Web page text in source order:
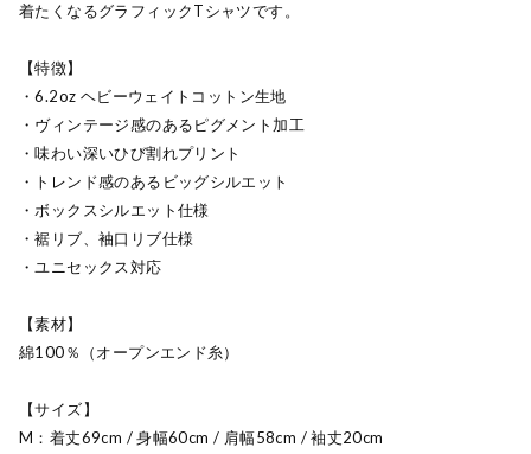
着たくなるグラフィックTシャツです。
【特徴】
・6.2oz ヘビーウェイトコットン生地
・ヴィンテージ感のあるピグメント加工
・味わい深いひび割れプリント
・トレンド感のあるビッグシルエット
・ボックスシルエット仕様
・裾リブ、袖口リブ仕様
・ユニセックス対応
【素材】
綿100％（オープンエンド糸）
【サイズ】
M：着丈69cm / 身幅60cm / 肩幅58cm / 袖丈20cm